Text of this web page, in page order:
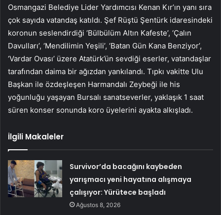
Osmangazi Belediye Lider Yardımcısı Kenan Kır’ın yanı sıra
çok sayıda vatandaş katıldı. Şef Rüştü Şentürk idaresindeki
koronun seslendirdiği ‘Bülbülüm Altın Kafeste’, ‘Çalın
Davulları’, ‘Mendilimin Yeşili’, ‘Batan Gün Kana Benziyor’,
‘Vardar Ovası’ üzere Atatürk’ün sevdiği eserler, vatandaşlar
tarafından daima bir ağızdan yankılandı. Tıpkı vakitte Ulu
Başkan ile özdeşleşen Harmandalı Zeybeği ile his
yoğunluğu yaşayan Bursalı sanatseverler, yaklaşık 1 saat
süren konser sonunda koro üyelerini ayakta alkışladı.
İlgili Makaleler
Survivor’da bacağını kaybeden
yarışmacı yeni hayatına alışmaya
çalışıyor: Yürütece başladı
Ağustos 8, 2026